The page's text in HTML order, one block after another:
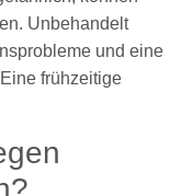
Unbehandelt
und eine
frühzeitige